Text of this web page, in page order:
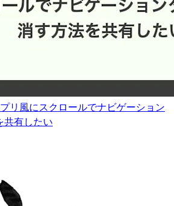
リ風にスクロールでナビゲーション
共有したい